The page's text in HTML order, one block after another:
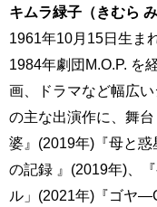
キムラ緑子（きむら み
1961年10月15日生ま
1984年劇団M.O.P. を
画、ドラマなど幅広
の主な出演作に、舞
婆』(2019年)『母と
の記録 』(2019年)、
ル」(2021年)『ゴヤ